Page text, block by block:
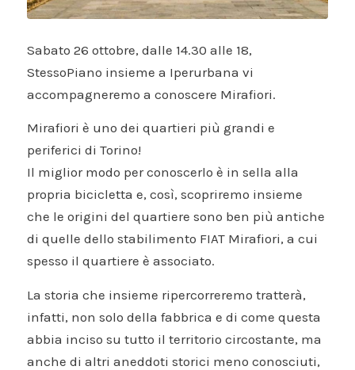
Sabato 26 ottobre, dalle 14.30 alle 18,
StessoPiano insieme a Iperurbana vi
accompagneremo a conoscere Mirafiori.
Mirafiori è uno dei quartieri più grandi e
periferici di Torino!
Il miglior modo per conoscerlo è in sella alla
propria bicicletta e, così, scopriremo insieme
che le origini del quartiere sono ben più antiche
di quelle dello stabilimento FIAT Mirafiori, a cui
spesso il quartiere è associato.
La storia che insieme ripercorreremo tratterà,
infatti, non solo della fabbrica e di come questa
abbia inciso su tutto il territorio circostante, ma
anche di altri aneddoti storici meno conosciuti,